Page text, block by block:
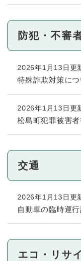
防犯・不審
2026年1月13日更
特殊詐欺対策につ
2026年1月13日更
松島町犯罪被害
交通
2026年1月13日更
自動車の臨時運
エコ・リサ